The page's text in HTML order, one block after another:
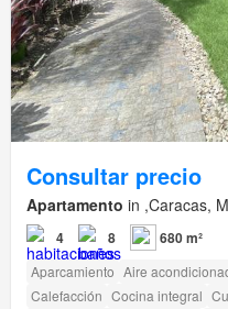
Consultar precio
Apartamento in ,Caracas,
4 8 680 m²
Aparcamiento Aire
Calefacción Cocina integral